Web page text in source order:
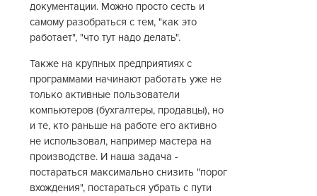
документации. Можно просто сесть и
самому разобраться с тем, "как это
работает", "что тут надо делать".
Также на крупных предприятиях с
программами начинают работать уже не
только активные пользователи
компьютеров (бухгалтеры, продавцы), но
и те, кто раньше на работе его активно
не использовал, например мастера на
производстве. И наша задача -
постараться максимально снизить "порог
вхождения", постараться убрать с пути